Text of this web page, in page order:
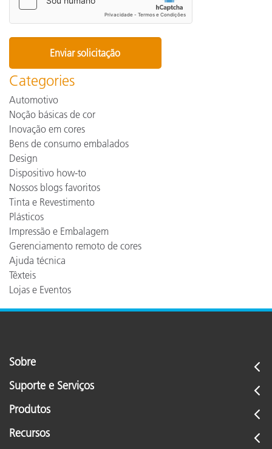
Categories
Automotivo
Noção básicas de cor
Inovação em cores
Bens de consumo embalados
Design
Dispositivo how-to
Nossos blogs favoritos
Tinta e Revestimento
Plásticos
Impressão e Embalagem
Gerenciamento remoto de cores
Ajuda técnica
Têxteis
Lojas e Eventos
Sobre
Suporte e Serviços
Produtos
Recursos